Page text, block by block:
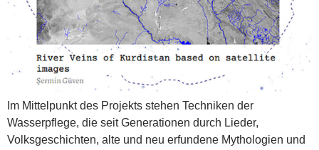
Im Mittelpunkt des Projekts stehen Techniken der
Wasserpflege, die seit Generationen durch Lieder,
Volksgeschichten, alte und neu erfundene Mythologien und